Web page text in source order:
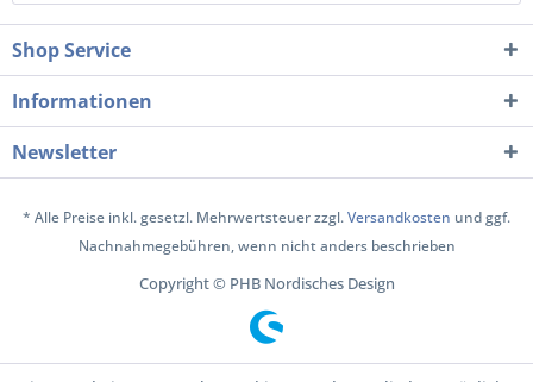
Shop Service
Informationen
Newsletter
* Alle Preise inkl. gesetzl. Mehrwertsteuer zzgl.Versandkosten und ggf.
Nachnahmegebühren, wenn nicht anders beschrieben
Copyright © PHB Nordisches Design